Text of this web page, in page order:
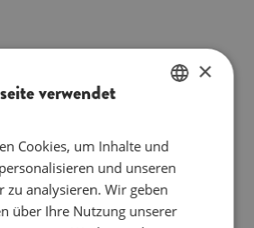
IN DEN WARENKORB
Balancespaß. Die bObles Step
motorischer Unterhaltung für die
schlagen fast jedes andere
Bewegungsparcours bauen
Lava" spielen. Stell einen Step
DANISH
×
verwendet
Cookies, um Inhalte und
und unseren
zu analysieren. Wir geben
über Ihre Nutzung unserer